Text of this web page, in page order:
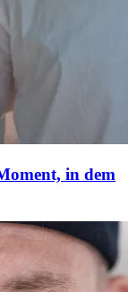
in dem